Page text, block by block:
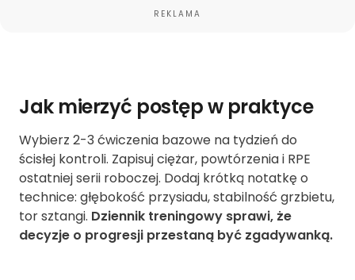
REKLAMA
Jak mierzyć postęp w praktyce
Wybierz 2-3 ćwiczenia bazowe na tydzień do
ścisłej kontroli. Zapisuj ciężar, powtórzenia i RPE
ostatniej serii roboczej. Dodaj krótką notatkę o
technice: głębokość przysiadu, stabilność grzbietu,
tor sztangi. Dziennik treningowy sprawi, że
decyzje o progresji przestaną być zgadywanką.